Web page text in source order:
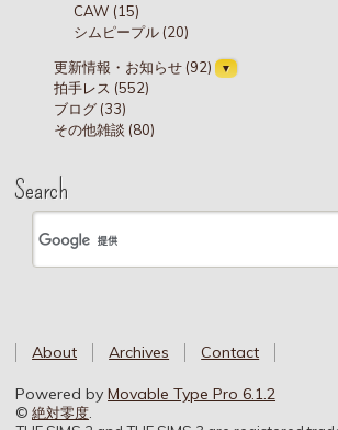
CAW (15)
シムピープル (20)
更新情報・お知らせ (92)
拍手レス (552)
ブログ (33)
その他雑談 (80)
Search
About
Archives Contact
Powered byMovable Type Pro 6.1.2
©絶対零度